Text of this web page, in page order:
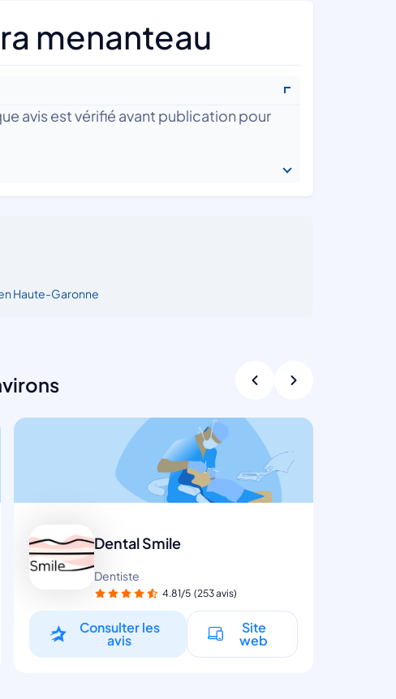
menanteau
avis est vérifié avant publication pour
Haute-Garonne
Dental Smile
Dentiste
4.81/5 (253 avis)
Consulter les
avis
Site
web